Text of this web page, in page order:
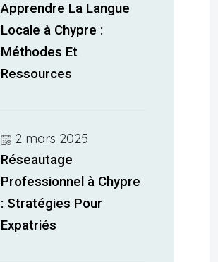
Apprendre La Langue
Locale à Chypre :
Méthodes Et
Ressources
2 mars 2025
Réseautage
Professionnel à Chypre
: Stratégies Pour
Expatriés